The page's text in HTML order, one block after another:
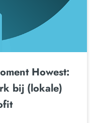
Howest:
bij (lokale)